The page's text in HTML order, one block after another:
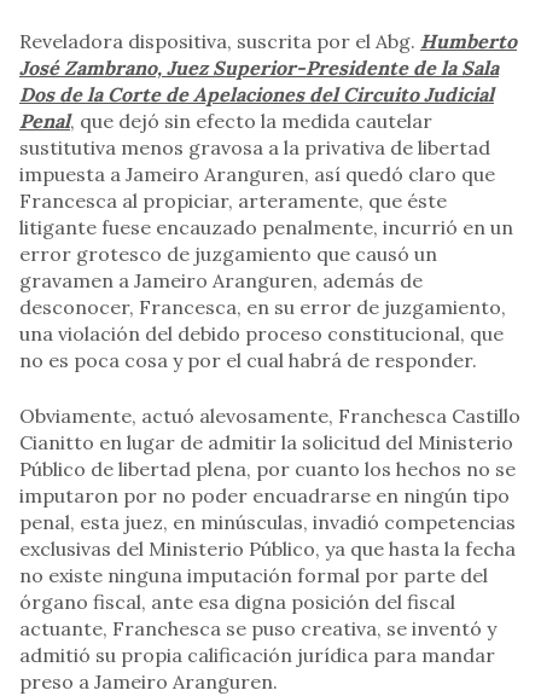
Reveladora dispositiva, suscrita por el Abg. Humberto
José Zambrano, Juez Superior-Presidente de la Sala
Dos de la Corte de Apelaciones del Circuito Judicial
Penal, que dejó sin efecto la medida cautelar
sustitutiva menos gravosa a la privativa de libertad
impuesta a Jameiro Aranguren, así quedó claro que
Francesca al propiciar, arteramente, que éste
litigante fuese encauzado penalmente, incurrió en un
error grotesco de juzgamiento que causó un
gravamen a Jameiro Aranguren, además de
desconocer, Francesca, en su error de juzgamiento,
una violación del debido proceso constitucional, que
no es poca cosa y por el cual habrá de responder.
Obviamente, actuó alevosamente, Franchesca Castillo
Cianitto en lugar de admitir la solicitud del Ministerio
Público de libertad plena, por cuanto los hechos no se
imputaron por no poder encuadrarse en ningún tipo
penal, esta juez, en minúsculas, invadió competencias
exclusivas del Ministerio Público, ya que hasta la fecha
no existe ninguna imputación formal por parte del
órgano fiscal, ante esa digna posición del fiscal
actuante, Franchesca se puso creativa, se inventó y
admitió su propia calificación jurídica para mandar
preso a Jameiro Aranguren.